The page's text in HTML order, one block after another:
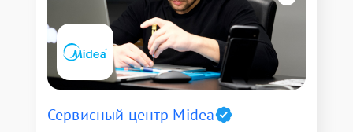
Сервисный центр Midea